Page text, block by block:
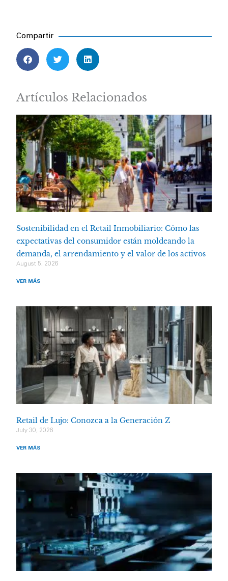
Compartir
Artículos Relacionados
Sostenibilidad en el Retail Inmobiliario: Cómo las
expectativas del consumidor están moldeando la
demanda, el arrendamiento y el valor de los activos
August 5, 2026
VER MÁS
Retail de Lujo: Conozca a la Generación Z
July 30, 2026
VER MÁS